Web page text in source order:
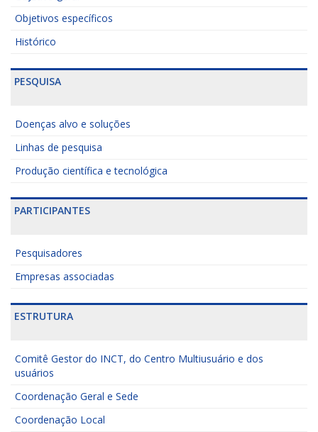
Objetivos específicos
Histórico
PESQUISA
Doenças alvo e soluções
Linhas de pesquisa
Produção científica e tecnológica
PARTICIPANTES
Pesquisadores
Empresas associadas
ESTRUTURA
Comitê Gestor do INCT, do Centro Multiusuário e dos
usuários
Coordenação Geral e Sede
Coordenação Local